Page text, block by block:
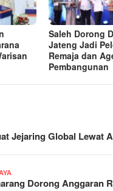
Saleh Dorong
Jateng Jadi
Remaja dan
Pembangunan
Jejaring Global Lewat
Dorong Anggaran